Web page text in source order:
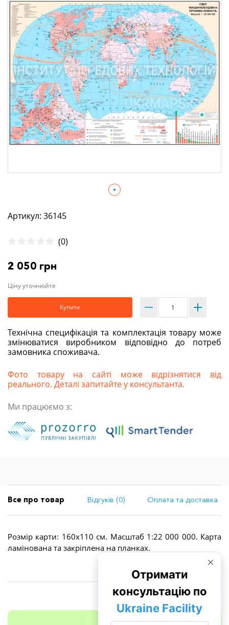
Артикул: 36145
(0)
2 050 грн
Ціну уточнюйте
Купити
Технічна специфікація та комплектація товару може
змінюватися виробником відповідно до потреб
замовника споживача.
Фото товару на сайті може відрізнятися від
реального. Деталі запитайте у консультанта.
Ми працюємо з:
Все про товар Відгуків (0) Оплата та доставка
Розмір карти: 160х110 см. Масштаб 1:22 000 000. Карта
ламінована та закріплена на планках.